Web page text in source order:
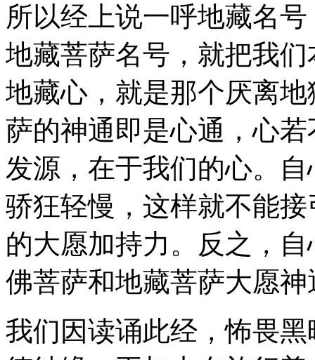
所以经上说一呼地藏名
地藏菩萨名号，就把我
地藏心，就是那个厌离
萨的神通即是心通，心
发源，在于我们的心。
骄狂轻慢，这样就不能
的大愿加持力。反之，
佛菩萨和地藏菩萨大愿
我们因读诵此经，怖畏